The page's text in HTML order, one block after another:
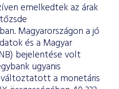
emelkedtek az árak
Magyarországon a jó
és a Magyar
bejelentése volt
ugyanis
a monetáris